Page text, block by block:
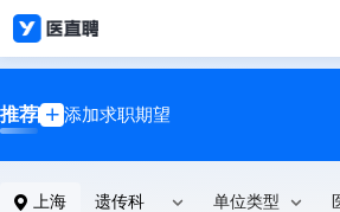
推荐 添加求职期望
上海 遗传科 单位类型